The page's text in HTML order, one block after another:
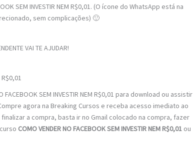
SEM INVESTIR NEM R$0,01. (O ícone do WhatsApp está na
sem complicações) 🙂
VAI TE AJUDAR!
R$0,01
SEM INVESTIR NEM R$0,01 para download ou assistir
agora na Breaking Cursos e receba acesso imediato ao
a compra, basta ir no Gmail colocado na compra, fazer
COMO VENDER NO FACEBOOK SEM INVESTIR NEM R$0,01 ou